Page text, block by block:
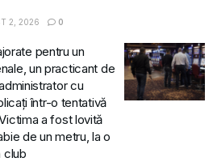
2, 2026 0
pentru un
un practicant de
cu
într-o tentativă
a fost lovită
de un metru, la o
club